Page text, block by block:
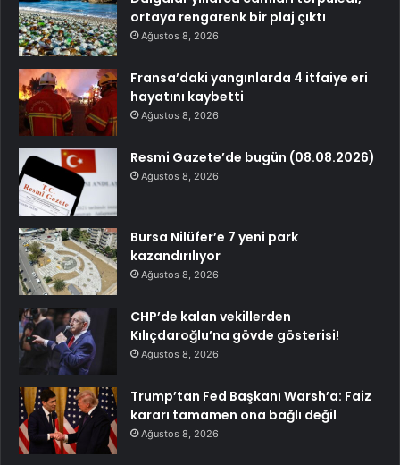
ortaya rengarenk bir plaj çıktı
Ağustos 8, 2026
Fransa’daki yangınlarda 4 itfaiye eri
hayatını kaybetti
Ağustos 8, 2026
Resmi Gazete’de bugün (08.08.2026)
Ağustos 8, 2026
Bursa Nilüfer’e 7 yeni park
kazandırılıyor
Ağustos 8, 2026
CHP’de kalan vekillerden
Kılıçdaroğlu’na gövde gösterisi!
Ağustos 8, 2026
Trump’tan Fed Başkanı Warsh’a: Faiz
kararı tamamen ona bağlı değil
Ağustos 8, 2026